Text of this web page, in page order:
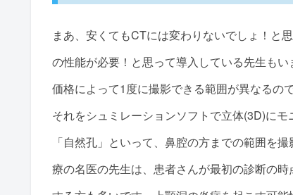
まあ、安くてもCTには変わりないでしょ！と
の性能が必要！と思って導入している先生もい
価格によって1度に撮影できる範囲が異なるの
それをシュミレーションソフトで立体(3D)にモ
「自然孔」といって、鼻腔の方までの範囲を
療の名医の先生は、患者さんが最初の診断の時